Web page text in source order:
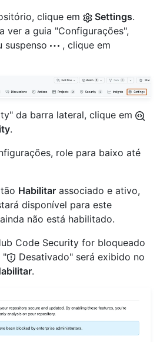
clique em
Settings.
ver a guia "Configurações",
suspenso
, clique em
da barra lateral, clique em
.
role para baixo até
Habilitar associado e ativo,
disponível para este
não está habilitado.
Code Security for bloqueado
"
Desativado" será exibido no
.